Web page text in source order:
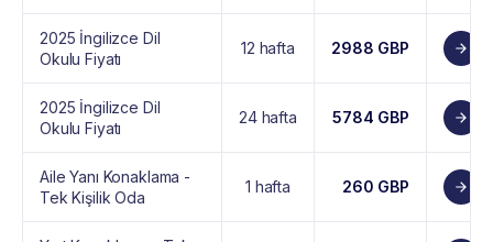
2025 İngilizce Dil
Okulu Fiyatı
12 hafta 2988 GBP
2025 İngilizce Dil
Okulu Fiyatı
24 hafta 5784 GBP
Aile Yanı Konaklama -
Tek Kişilik Oda
1 hafta 260 GBP